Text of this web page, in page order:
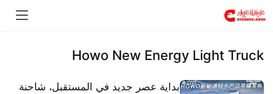
Howo New Energy Light Truck
بداية عصر جديد في المستقبل، شاحنة